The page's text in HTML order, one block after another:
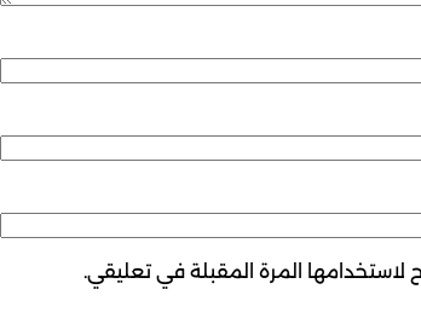
لاستخدامها المرة المقبلة في تعليقي.